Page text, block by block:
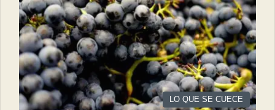
LO QUE SE CUECE